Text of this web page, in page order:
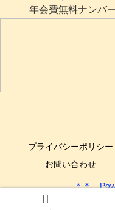
年会費無料ナンバー
プライバシーポリシー
お問い合わせ
＊＊
Copyright © 2017-2025